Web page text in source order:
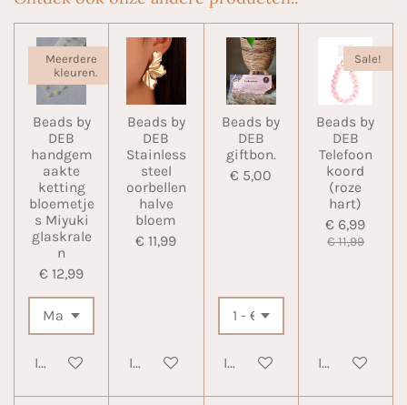
Meerdere
kleuren.
Beads by
DEB
handgem
aakte
ketting
bloemetje
s Miyuki
glaskrale
n
€ 12,99
In winkelwagen
Beads by
DEB
Stainless
steel
oorbellen
halve
bloem
€ 11,99
In winkelwagen
Beads by
DEB
giftbon.
€ 5,00
In winkelwagen
Sale!
Beads by
DEB
Telefoon
koord
(roze
hart)
€ 6,99
€ 11,99
In